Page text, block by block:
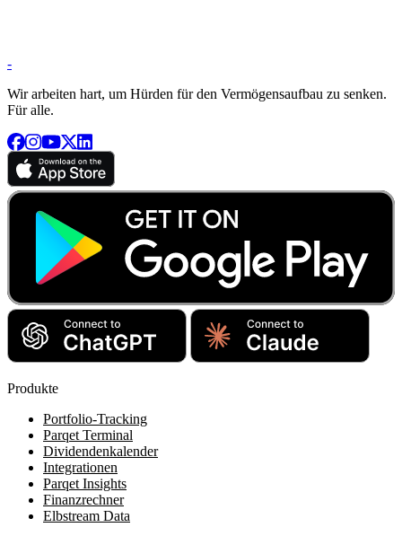
-
Wir arbeiten hart, um Hürden für den Vermögensaufbau zu senken.
Für alle.
Produkte
Portfolio-Tracking
Parqet Terminal
Dividendenkalender
Integrationen
Parqet Insights
Finanzrechner
Elbstream Data